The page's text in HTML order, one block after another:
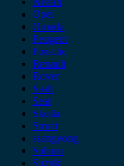
Opel
Omoda
Peugeot
Porsche
Renault
Rover
Saab
Seat
Skoda
Smart
ssangyong
Subaru
Suzuki